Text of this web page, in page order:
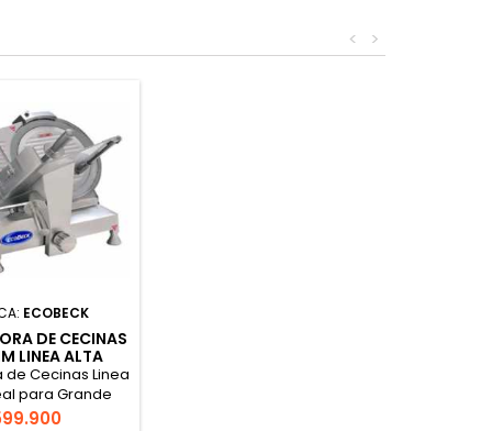
>
<
ECOBECK
DE CECINAS
LINEA ALTA
Cecinas Linea
para Grande